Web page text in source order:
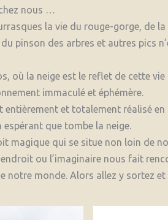
nous …
la vie du rouge-gorge, de
pinson des arbres et autres pics
où la neige est le reflet de cette
immaculé et éphémère.
entièrement et totalement réalisé en
que tombe la neige.
magique qui se situe non loin de
ou l’imaginaire nous fait
notre monde. Alors allez y sortez et